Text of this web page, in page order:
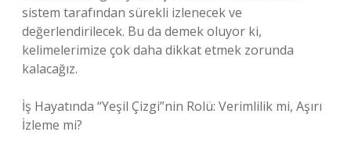
sistem tarafından sürekli izlenecek ve
değerlendirilecek. Bu da demek oluyor ki,
kelimelerimize çok daha dikkat etmek zorunda
kalacağız.
İş Hayatında “Yeşil Çizgi”nin Rolü: Verimlilik mi, Aşırı
İzleme mi?